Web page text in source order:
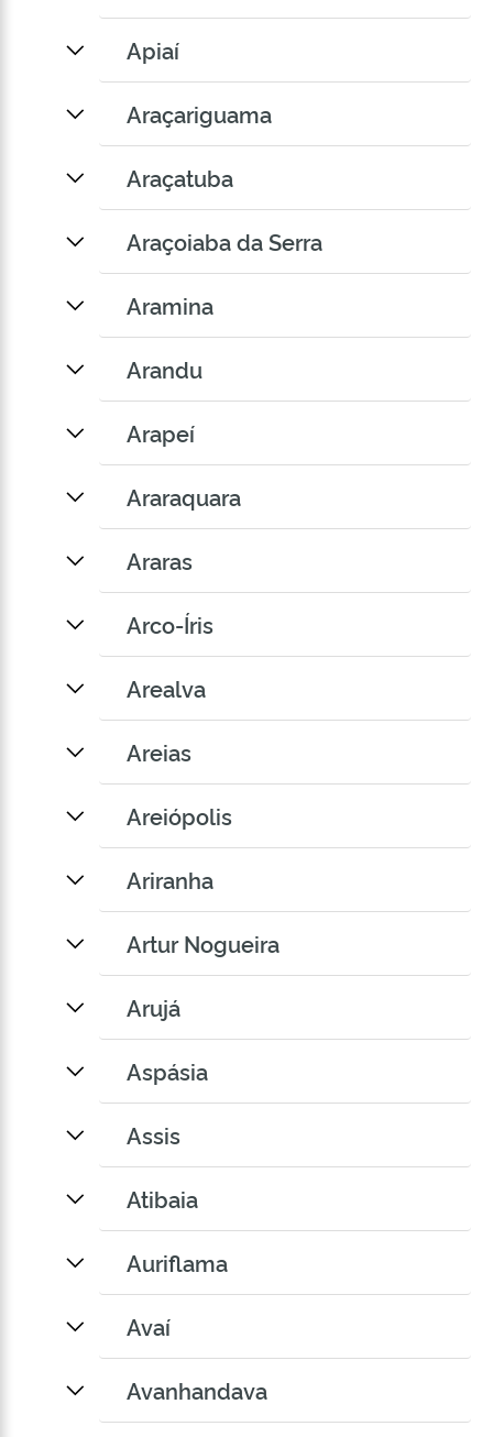
Apiaí
Araçariguama
Araçatuba
Araçoiaba da Serra
Aramina
Arandu
Arapeí
Araraquara
Araras
Arco-Íris
Arealva
Areias
Areiópolis
Ariranha
Artur Nogueira
Arujá
Aspásia
Assis
Atibaia
Auriflama
Avaí
Avanhandava